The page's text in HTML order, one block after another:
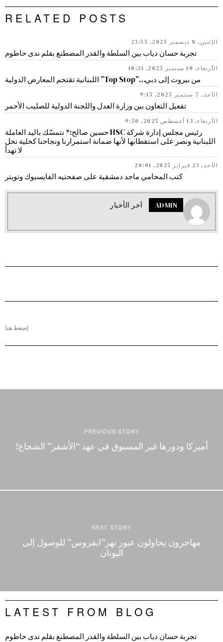
RELATED POSTS
الإثنين, 8 ديسمبر 2025, 23:55
تجربة حسان دياب بين السلطة والقدر المصطنع بقلم ندى حاطوم
الأربعاء, 10 سبتمبر 2025, 10:21
من بيروت إلى دبي…”Top Stop” اللبنانية تقتحم المعارض الدولية
الأحد, 7 سبتمبر 2025, 9:15
تفعيل التعاون بين وزارة العدل واللجنة الدولية للصليب الأحمر
الأربعاء, 13 أغسطس 2025, 9:50
رئيس مجلس إدارة شركة HSC حسين صالح:* نتمسّك باليد العاملة
اللبنانية ونصر على استقطابها لأنها ضمانة استمرارنا ونجاحنا كخلية نحل
لا تهدأ
الأحد, 23 فبراير 2025, 20:01
كتب المحامي ماجد دمشقية على صفحتيه الفايسبوك وتويتر
ADMIN اَخر الأخبار
إضغط هنا
PREVIOUS STORY
أميركا ودورها غير المسبوق في عهد “الأشقر” الشجاع!
NEXT STORY
مهاجرون يحاولون عبور نهر”ايفروس” للوصول إلى
اليونان
LATEST FROM BLOG
تجربة حسان دياب بين السلطة والقدر المصطنع بقلم ندى حاطوم